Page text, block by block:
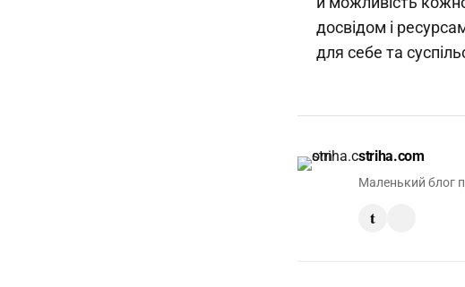
досвідом і
для себе та
striha.com
Маленький блог
t